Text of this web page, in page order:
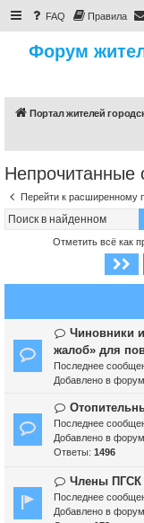
FAQ Правила
Форум
Портал жителей
Непрочитанные
Перейти к расширенному
Отметить всё как
Н
с
е
и
е
Чиновники
жалоб» для
Последнее
Добавлено в
Н
о
в
о
с
о
Последнее
Добавлено в
Ответы: 1496
Н
о
в
Члены ПГСК
Последнее
Добавлено в